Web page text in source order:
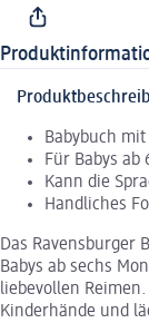
Babybuch
Für Babys ab
Kann die
Handliches
Das Ravensburger
Babys ab sechs
liebevollen
Kinderhände und